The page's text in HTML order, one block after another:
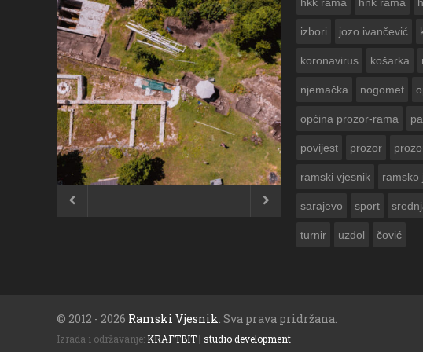
ČESTITKA RAMSKOG VJESNIKA ZA
USKRS 2023. GODINE
 
izbori jozo ivančević
koronavirus košarka
njemačka nogomet
općina prozor-rama
povijest prozor
ramski vjesnik ramsko
sarajevo sport
turnir uzdol čović
© 2012 - 2026 Ramski Vjesnik. Sva prava pridržana.
Izrada i održavanje: KRAFTBIT | studio development